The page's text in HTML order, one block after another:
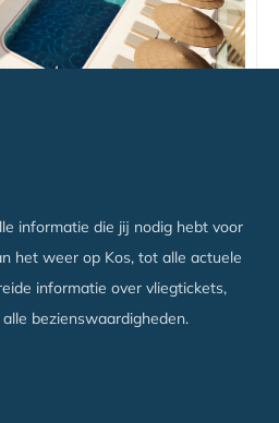
informatie die jij nodig hebt voor
het weer op Kos, tot alle actuele
informatie over vliegtickets,
bezienswaardigheden.